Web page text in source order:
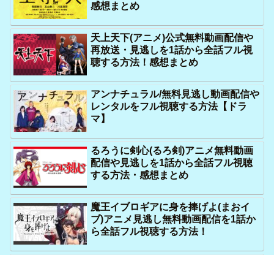
感想まとめ
天上天下(アニメ)公式無料動画配信や
再放送・見逃しを1話から全話フル視
聴する方法！感想まとめ
アンナチュラル/無料見逃し動画配信や
レンタルをフル視聴する方法【ドラ
マ】
るろうに剣心(るろ剣)アニメ無料動画
配信や見逃しを1話から全話フル視聴
する方法・感想まとめ
魔王イブロギアに身を捧げよ(まおイ
ブ)アニメ見逃し無料動画配信を1話か
ら全話フル視聴する方法！